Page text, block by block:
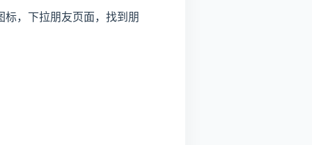
，下拉朋友页面，找到朋